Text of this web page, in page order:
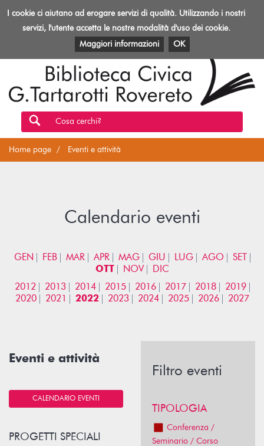
Toggle
Biblioteca
Rovereto
EVENTI E ATTIVITÀ PATRIMONIO E RISORSE
Cosa cerchi?
Home page Eventi e attività
Calendario eventi
GEN FEB MAR APR MAG GIU LUG AGO
SET
OTT
NOV
DIC
2012
2013 2014 2015 2016 2017 2018
2019
2020
2021 2022 2023 2024 2025 2026 2027
Eventi e attività
CALENDARIO EVENTI
PROGETTI SPECIALI
Filtro eventi
TIPOLOGIA
Conferenza /
Seminario / Corso
I cookie ci aiutano ad erogare servizi di qualità. Utilizzando i nostri
servizi, l'utente accetta le nostre modalità d'uso dei cookie.
Maggiori informazioni
OK